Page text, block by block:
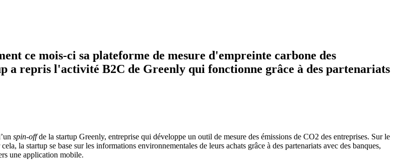
ce mois-ci sa plateforme de mesure d'empreinte carbone des
a repris l'activité B2C de Greenly qui fonctionne grâce à des partenariats
spin-offde la startup Greenly, entreprise qui développe un outil de mesure des émissions de CO2 des entreprises. Sur le
la startup se base sur les informations environnementales de leurs achats grâce à des partenariats avec des banques,
une application mobile.